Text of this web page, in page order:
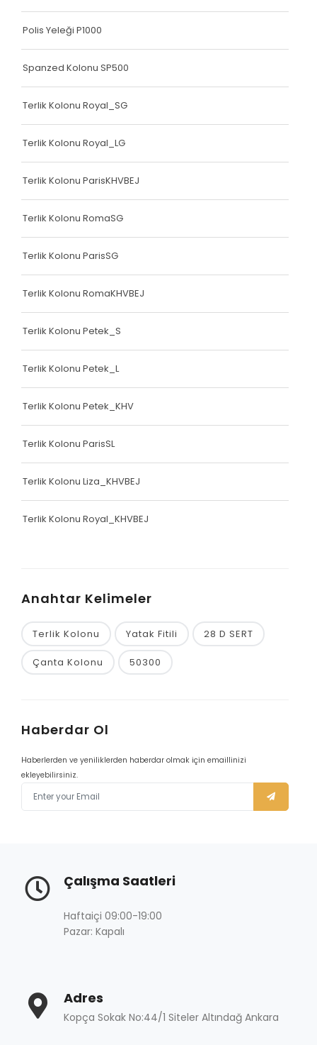
Polis Yeleği P1000
Spanzed Kolonu SP500
Terlik Kolonu Royal_SG
Terlik Kolonu Royal_LG
Terlik Kolonu ParisKHVBEJ
Terlik Kolonu RomaSG
Terlik Kolonu ParisSG
Terlik Kolonu RomaKHVBEJ
Terlik Kolonu Petek_S
Terlik Kolonu Petek_L
Terlik Kolonu Petek_KHV
Terlik Kolonu ParisSL
Terlik Kolonu Liza_KHVBEJ
Terlik Kolonu Royal_KHVBEJ
Anahtar Kelimeler
Terlik Kolonu Yatak Fitili 28 D SERT
Çanta Kolonu 50300
Haberdar Ol
Haberlerden ve yeniliklerden haberdar olmak için emaillinizi
ekleyebilirsiniz.
Çalışma Saatleri
Haftaiçi 09:00-19:00
Pazar: Kapalı
Adres
Kopça Sokak No:44/1 Siteler Altındağ Ankara